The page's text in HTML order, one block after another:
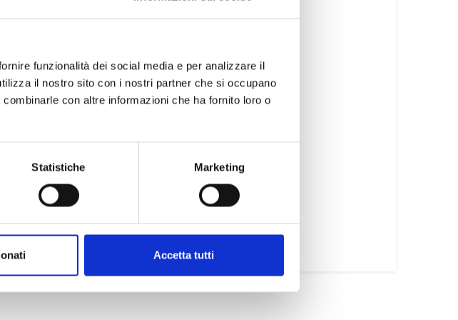
funzionalità dei social media e per analizzare il
il nostro sito con i nostri partner che si occupano
con altre informazioni che ha fornito loro o
Statistiche Marketing
Accetta tutti
per i Motori di
per garantire